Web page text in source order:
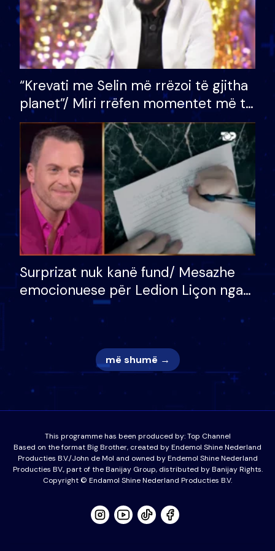
“Krevati me Selin më rrëzoi të gjitha
planet”/ Miri rrëfen momentet më të
bukura në shtëpinë e BB VIP: Do më
mungojë zilja e mëngjesit kur…
Surprizat nuk kanë fund/ Mesazhe
emocionuese për Ledion Liçon nga
nëna dhe fëmijët e tij, moderatori
nuk i mban dot lotët: Nuk meritoj…
më shumë →
This programme has been produced by:Top Channel
Based on the format Big Brother, created by Endemol Shine Nederland
Producties B.V./John de Mol and owned by Endemol Shine Nederland
Producties BV., part of the Banijay Group, distributed by Banijay Rights.
Copyright © Endamol Shine Nederland Producties B.V.